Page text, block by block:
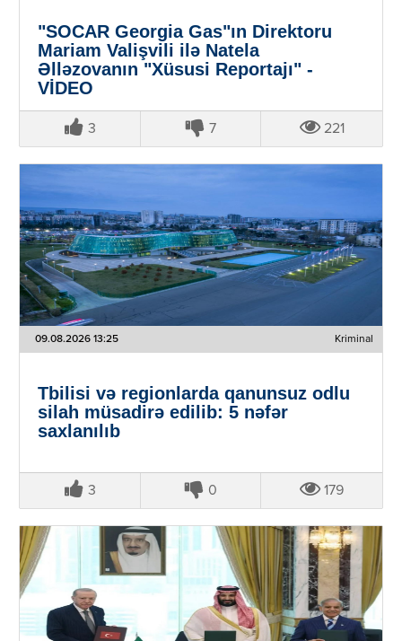
"SOCAR Georgia Gas"ın Direktoru
Mariam Valişvili ilə Natela
Əlləzovanın "Xüsusi Reportajı" -
VİDEO
3 7 221
09.08.2026 13:25 Kriminal
Tbilisi və regionlarda qanunsuz odlu
silah müsadirə edilib: 5 nəfər
saxlanılıb
3 0 179